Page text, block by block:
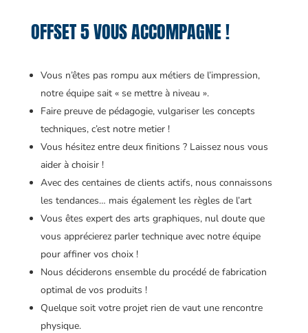
OFFSET 5 VOUS ACCOMPAGNE !
Vous n’êtes pas rompu aux métiers de l’impression,
notre équipe sait « se mettre à niveau ».
Faire preuve de pédagogie, vulgariser les concepts
techniques, c’est notre metier !
Vous hésitez entre deux finitions ? Laissez nous vous
aider à choisir !
Avec des centaines de clients actifs, nous connaissons
les tendances… mais également les règles de l’art
Vous êtes expert des arts graphiques, nul doute que
vous apprécierez parler technique avec notre équipe
pour affiner vos choix !
Nous déciderons ensemble du procédé de fabrication
optimal de vos produits !
Quelque soit votre projet rien de vaut une rencontre
physique.